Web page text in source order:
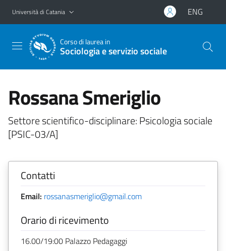
Vai al contenuto principale
Vai al menu di navigazione
Università di Catania ENG
Corso di laurea in
Sociologia e servizio sociale
Rossana Smeriglio
Settore scientifico-disciplinare: Psicologia sociale
[PSIC-03/A]
Contatti
Email: rossanasmeriglio@gmail.com
Orario di ricevimento
16.00/19:00 Palazzo Pedagaggi